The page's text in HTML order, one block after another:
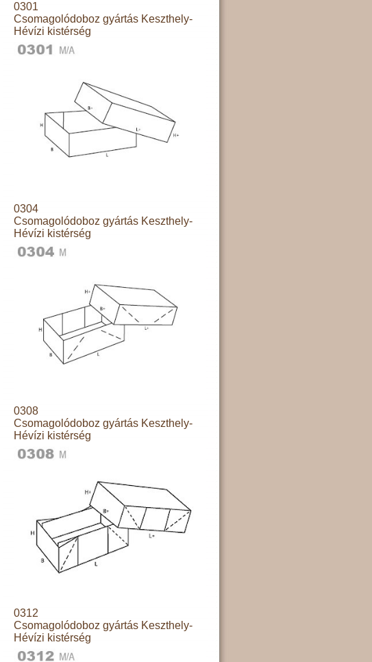
0301
Csomagolódoboz gyártás Keszthely-
Hévízi kistérség
0304
Csomagolódoboz gyártás Keszthely-
Hévízi kistérség
0308
Csomagolódoboz gyártás Keszthely-
Hévízi kistérség
0312
Csomagolódoboz gyártás Keszthely-
Hévízi kistérség